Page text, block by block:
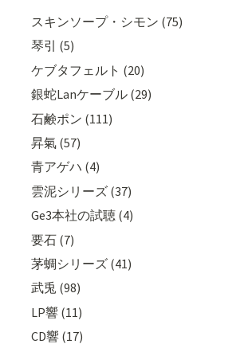
スキンソープ・シモン (75)
琴引 (5)
ケブタフェルト (20)
銀蛇Lanケーブル (29)
石鹸ポン (111)
昇氣 (57)
青アゲハ (4)
雲泥シリーズ (37)
Ge3本社の試聴 (4)
要石 (7)
茅蜩シリーズ (41)
武兎 (98)
LP響 (11)
CD響 (17)